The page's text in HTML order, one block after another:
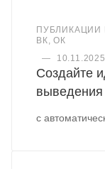
ПУБЛИКАЦИИ
ВК, ОК
—
10.11.2025
Создайте
выведения
с